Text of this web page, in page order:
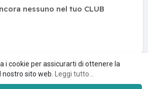
i cookie per assicurarti di ottenere la
sito web.
Leggi tutto...
nessuno nel tuo CLUB